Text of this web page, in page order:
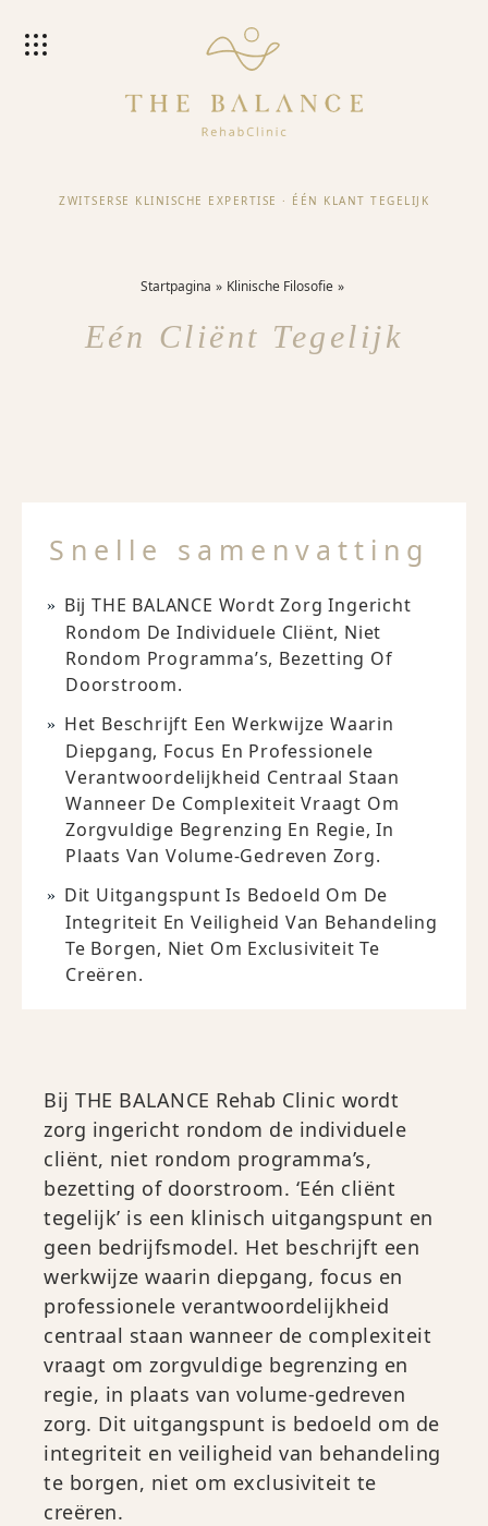
ZWITSERSE KLINISCHE EXPERTISE · ÉÉN KLANT TEGELIJK
Startpagina Klinische Filosofie
Eén Cliënt Tegelijk
Snelle samenvatting
Bij THE BALANCE Wordt Zorg Ingericht
Rondom De Individuele Cliënt, Niet
Rondom Programma’s, Bezetting Of
Doorstroom.
Het Beschrijft Een Werkwijze Waarin
Diepgang, Focus En Professionele
Verantwoordelijkheid Centraal Staan
Wanneer De Complexiteit Vraagt Om
Zorgvuldige Begrenzing En Regie, In
Plaats Van Volume-Gedreven Zorg.
Dit Uitgangspunt Is Bedoeld Om De
Integriteit En Veiligheid Van Behandeling
Te Borgen, Niet Om Exclusiviteit Te
Creëren.
Bij THE BALANCE Rehab Clinic wordt
zorg ingericht rondom de individuele
cliënt, niet rondom programma’s,
bezetting of doorstroom. ‘Eén cliënt
tegelijk’ is een klinisch uitgangspunt en
geen bedrijfsmodel. Het beschrijft een
werkwijze waarin diepgang, focus en
professionele verantwoordelijkheid
centraal staan wanneer de complexiteit
vraagt om zorgvuldige begrenzing en
regie, in plaats van volume-gedreven
zorg. Dit uitgangspunt is bedoeld om de
integriteit en veiligheid van behandeling
te borgen, niet om exclusiviteit te
creëren.